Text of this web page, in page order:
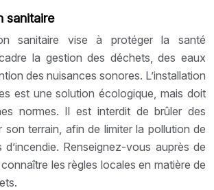
sanitaire
sanitaire vise à protéger la santé
la gestion des déchets, des eaux
des nuisances sonores. L’installation
est une solution écologique, mais doit
normes. Il est interdit de brûler des
son terrain, afin de limiter la pollution de
d’incendie. Renseignez-vous auprès de
les règles locales en matière de